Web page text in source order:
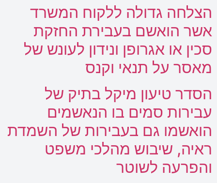
הצלחה גדולה ללקוח המשרד
אשר הואשם בעבירת החזקת
סכין או אגרופן ונידון לעונש של
מאסר על תנאי וקנס
הסדר טיעון מיקל בתיק של
עבירות סמים בו הנאשמים
הואשמו גם בעבירות של השמדת
ראיה, שיבוש מהלכי משפט
והפרעה לשוטר